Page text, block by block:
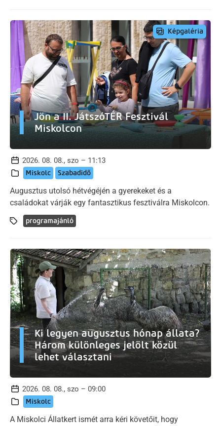
Képgaléria
Jön a II. JátszóTÉR Fesztivál
Miskolcon
2026. 08. 08., szo – 11:13
Miskolc Szabadidő
Augusztus utolsó hétvégéjén a gyerekeket és a
családokat várják egy fantasztikus fesztiválra Miskolcon.
programajánló
Ki legyen augusztus hónap állata?
Három különleges jelölt közül
lehet választani
2026. 08. 08., szo – 09:00
Miskolc
A Miskolci Állatkert ismét arra kéri követőit, hogy